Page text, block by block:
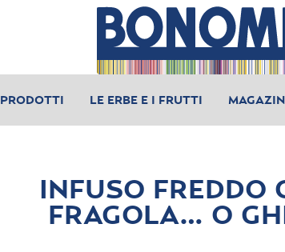
PRODOTTI LE ERBE E I FRUTTI
INFUSO FREDDO
FRAGOLA… O